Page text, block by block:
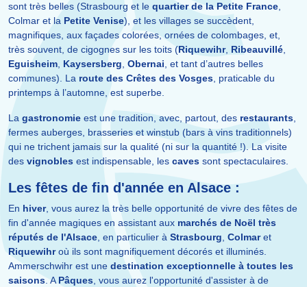
sont très belles (Strasbourg et le quartier de la Petite France,
Colmar et la Petite Venise), et les villages se succèdent,
magnifiques, aux façades colorées, ornées de colombages, et,
très souvent, de cigognes sur les toits (Riquewihr, Ribeauvillé,
Eguisheim, Kaysersberg, Obernai, et tant d’autres belles
communes). La route des Crêtes des Vosges, praticable du
printemps à l’automne, est superbe.
La gastronomie est une tradition, avec, partout, des restaurants,
fermes auberges, brasseries et winstub (bars à vins traditionnels)
qui ne trichent jamais sur la qualité (ni sur la quantité !). La visite
des vignobles est indispensable, les caves sont spectaculaires.
Les fêtes de fin d'année en Alsace :
En hiver, vous aurez la très belle opportunité de vivre des fêtes de
fin d'année magiques en assistant aux marchés de Noël très
réputés de l'Alsace, en particulier à Strasbourg, Colmaret
Riquewihroù ils sont magnifiquement décorés et illuminés.
Ammerschwihr est une destination exceptionnelle à toutes les
saisons. A Pâques, vous aurez l'opportunité d'assister à de